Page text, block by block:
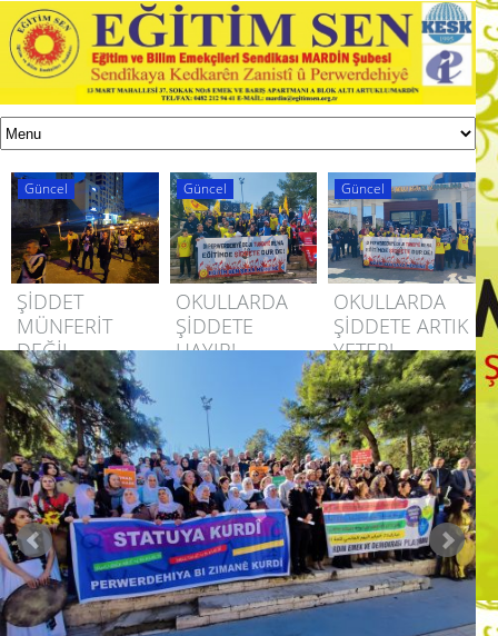
Güncel
ŞİDDET
MÜNFERİT
DEĞİL,
SİSTEMATİKTİR!
Güncel
OKULLARDA
ŞİDDETE
HAYIR!
Güncel
OKULLARDA
ŞİDDETE ARTIK
YETER!